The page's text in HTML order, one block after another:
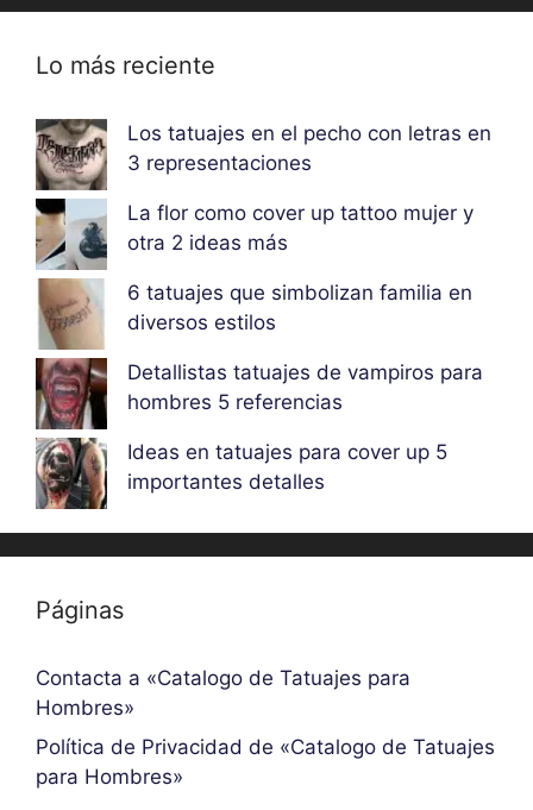
Lo más reciente
Los tatuajes en el pecho con letras en
3 representaciones
La flor como cover up tattoo mujer y
otra 2 ideas más
6 tatuajes que simbolizan familia en
diversos estilos
Detallistas tatuajes de vampiros para
hombres 5 referencias
Ideas en tatuajes para cover up 5
importantes detalles
Páginas
Contacta a «Catalogo de Tatuajes para
Hombres»
Política de Privacidad de «Catalogo de Tatuajes
para Hombres»